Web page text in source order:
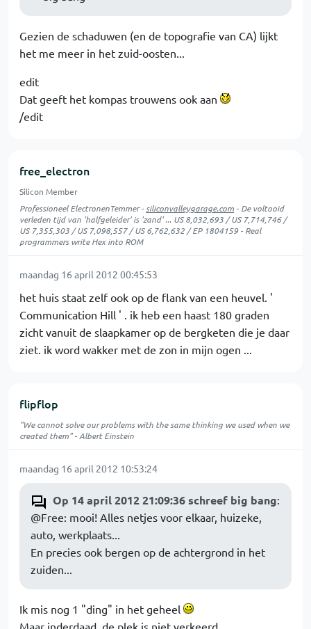
Gezien de schaduwen (en de topografie van CA) lijkt
het me meer in het zuid-oosten...
edit
Dat geeft het kompas trouwens ook aan
/edit
free_electron
Silicon Member
Professioneel ElectronenTemmer - siliconvalleygarage.com - De voltooid
verleden tijd van 'halfgeleider' is 'zand' ... US 8,032,693 / US 7,714,746 /
US 7,355,303 / US 7,098,557 / US 6,762,632 / EP 1804159 - Real
programmers write Hex into ROM
maandag 16 april 2012 00:45:53
het huis staat zelf ook op de flank van een heuvel. '
Communication Hill ' . ik heb een haast 180 graden
zicht vanuit de slaapkamer op de bergketen die je daar
ziet. ik word wakker met de zon in mijn ogen ...
flipflop
"We cannot solve our problems with the same thinking we used when we
created them" - Albert Einstein
maandag 16 april 2012 10:53:24
Op 14 april 2012 21:09:36 schreef big bang:
@Free: mooi! Alles netjes voor elkaar, huizeke,
auto, werkplaats...
En precies ook bergen op de achtergrond in het
zuiden...
Ik mis nog 1 "ding" in het geheel